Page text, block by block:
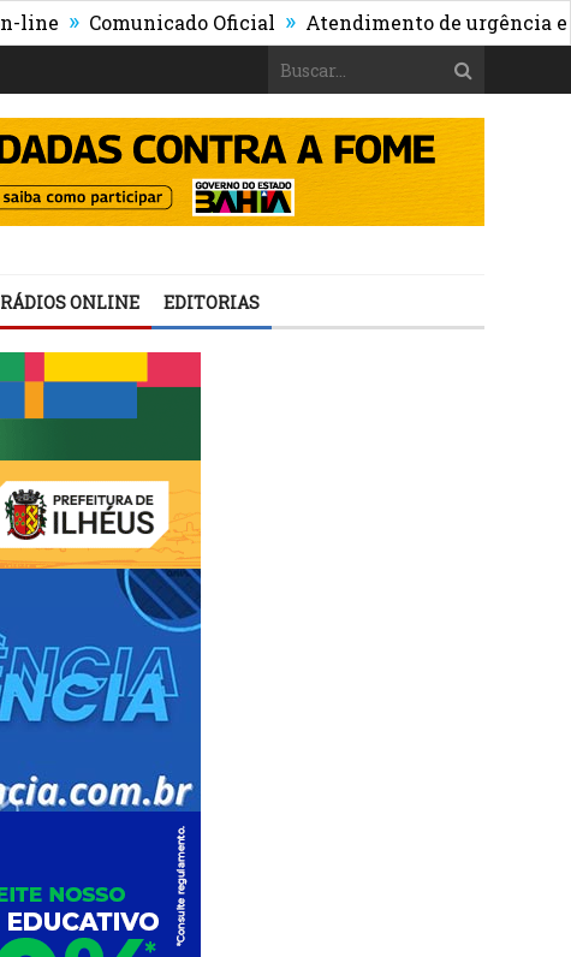
» Comunicado Oficial » Atendimento de urgência e
RÁDIOS ONLINE EDITORIAS